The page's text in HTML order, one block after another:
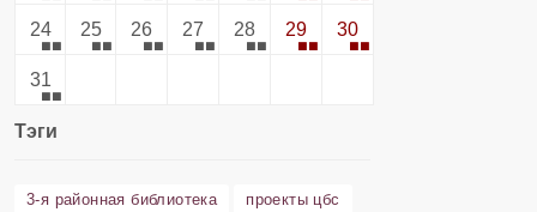
24 25 26 27 28 29 30
31
Тэги
3-я районная библиотека
проекты цбс